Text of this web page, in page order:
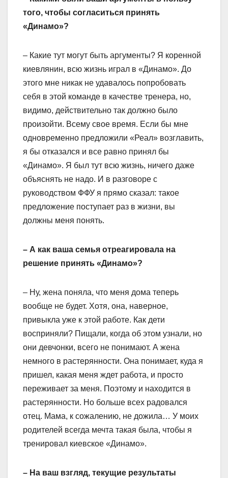
того, чтобы согласиться принять
«Динамо»?
– Какие тут могут быть аргументы? Я коренной
киевлянин, всю жизнь играл в «Динамо». До
этого мне никак не удавалось попробовать
себя в этой команде в качестве тренера, но,
видимо, действительно так должно было
произойти. Всему свое время. Если бы мне
одновременно предложили «Реал» возглавить,
я бы отказался и все равно принял бы
«Динамо». Я был тут всю жизнь, ничего даже
объяснять не надо. И в разговоре с
руководством ФФУ я прямо сказал: такое
предложение поступает раз в жизни, вы
должны меня понять.
– А как ваша семья отреагировала на
решение принять «Динамо»?
– Ну, жена поняла, что меня дома теперь
вообще не будет. Хотя, она, наверное,
привыкла уже к этой работе. Как дети
восприняли? Пищали, когда об этом узнали, но
они девчонки, всего не понимают. А жена
немного в растерянности. Она понимает, куда я
пришел, какая меня ждет работа, и просто
переживает за меня. Поэтому и находится в
растерянности. Но больше всех радовался
отец. Мама, к сожалению, не дожила… У моих
родителей всегда мечта такая была, чтобы я
тренировал киевское «Динамо».
– На ваш взгляд, текущие результаты